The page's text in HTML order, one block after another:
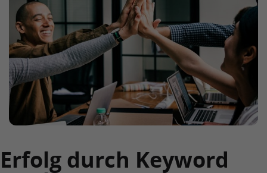
Erfolg durch Keyword